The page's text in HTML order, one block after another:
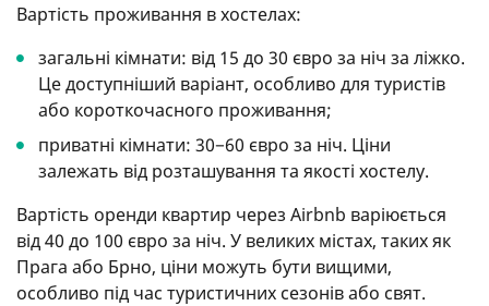
Вартість проживання в хостелах:
загальні кімнати: від 15 до 30 євро за ніч за ліжко.
Це доступніший варіант, особливо для туристів
або короткочасного проживання;
приватні кімнати: 30−60 євро за ніч. Ціни
залежать від розташування та якості хостелу.
Вартість оренди квартир через Airbnb варіюється
від 40 до 100 євро за ніч. У великих містах, таких як
Прага або Брно, ціни можуть бути вищими,
особливо під час туристичних сезонів або свят.